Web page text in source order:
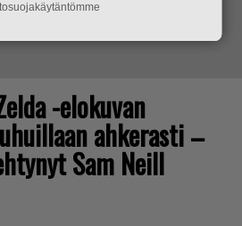
-elokuvan
ahkerasti –
Sam Neill